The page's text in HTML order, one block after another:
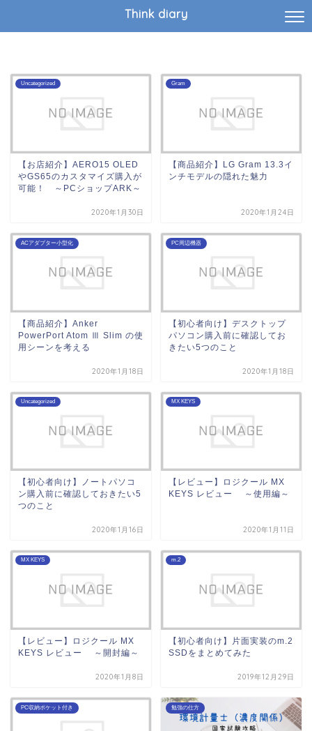
Think diary
Uncategorized
【お店紹介】AERO15 OLED
やGS65のカスタマイズ購入が
可能！ ～PCショップARK～
2020年1月30日
Gram
【商品紹介】LG Gram 13.3イ
ンチモデルの隠れた魅力
2020年1月24日
ACアダプター小型化
【商品紹介】Anker
PowerPort Atom Ⅲ Slim の使
用シーンを考える
2020年1月18日
PC周辺機器
【初心者向け】デスクトップ
パソコン購入前に確認してお
きたい5つのこと
2020年1月18日
Uncategorized
【初心者向け】ノートパソコ
ン購入前に確認しておきたい5
つのこと
2020年1月16日
MX KEYS
【レビュー】ロジクール MX
KEYS レビュー ～使用編～
2020年1月11日
MX KEYS
【レビュー】ロジクール MX
KEYS レビュー ～開封編～
2020年1月8日
m.2
【初心者向け】片面実装のm.2
SSDをまとめてみた
2019年12月29日
PC収納ポケット付き 勉強の仕方